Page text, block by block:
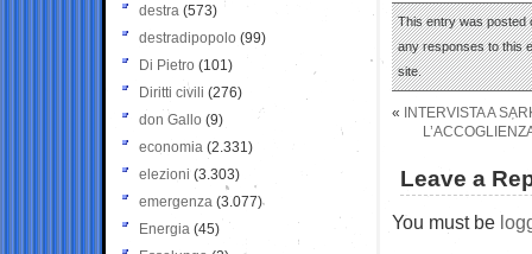
This entry was posted
any responses to this
site.
«
INTERVISTA A
Leave a
You must be
destra (573)
destradipopolo (99)
Di Pietro (101)
Diritti civili (276)
don Gallo (9)
economia (2.331)
elezioni (3.303)
emergenza (3.077)
Energia (45)